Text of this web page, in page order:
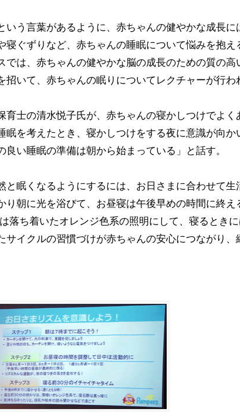
いう言葉があるように、赤ちゃんの健やかな成長
寝ぐずりなど、赤ちゃんの睡眠について悩みを抱え
では、赤ちゃんの健やかな脳の成長のための質の高
招いて、赤ちゃんの眠りについてレクチャーが行わ
育士の清水悦子氏が、赤ちゃんの寝かしつけでよ
眠を考えたとき、寝かしつけをする夜に意識が向か
良い睡眠の準備は朝から始まっている」と話す。
と眠くなるようにするには、お日さまに合わせて生
り朝に光を浴びて、お昼寝は午後早めの時間に終
落ち着いたオレンジ色系の照明にして、寝るとき
サイクルの習慣づけが赤ちゃんの安心につながり、